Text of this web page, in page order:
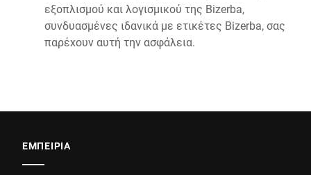
εξοπλισμού και λογισμικού της Bizerba,
συνδυασμένες ιδανικά με ετικέτες Bizerba, σας
παρέχουν αυτή την ασφάλεια.
ΕΜΠΕΙΡΊΑ